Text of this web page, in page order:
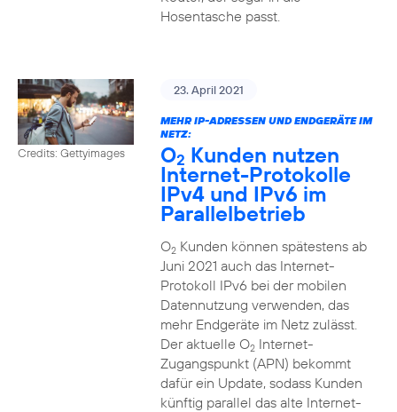
Hosentasche passt.
Credits: Gettyimages
23. April 2021
MEHR IP-ADRESSEN UND ENDGERÄTE IM
NETZ:
O2 Kunden nutzen
Internet-Protokolle
IPv4 und IPv6 im
Parallelbetrieb
O2Kunden können spätestens ab
Juni 2021 auch das Internet-
Protokoll IPv6 bei der mobilen
Datennutzung verwenden, das
mehr Endgeräte im Netz zulässt.
Der aktuelle O2Internet-
Zugangspunkt (APN) bekommt
dafür ein Update, sodass Kunden
künftig parallel das alte Internet-